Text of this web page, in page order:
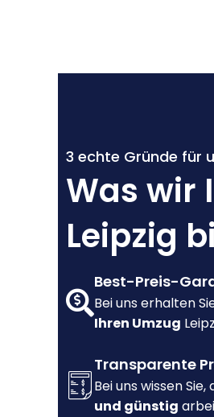
3 echte Gründe für
Was wir
Leipzig
Best-Preis-
Bei uns erhalten
Ihren Umzug
Transparente
Bei uns wissen Sie,
und günstig